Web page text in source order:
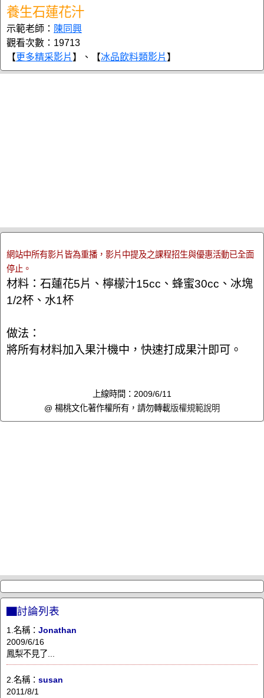
養生石蓮花汁
示範老師： 陳同興
觀看次數：19713
【更多精采影片 】、【冰品飲料類影片 】
網站中所有影片皆為重播，影片中提及之課程招生與優惠活動已全面
停止。
材料：石蓮花5片、檸檬汁15cc、蜂蜜30cc、冰塊
1/2杯、水1杯
做法：
將所有材料加入果汁機中，快速打成果汁即可。
上線時間：2009/6/11
@ 楊桃文化著作權所有，請勿轉載版權規範說明
▇討論列表
1.名稱： Jonathan
2009/6/16
鳳梨不見了...
2.名稱： susan
2011/8/1